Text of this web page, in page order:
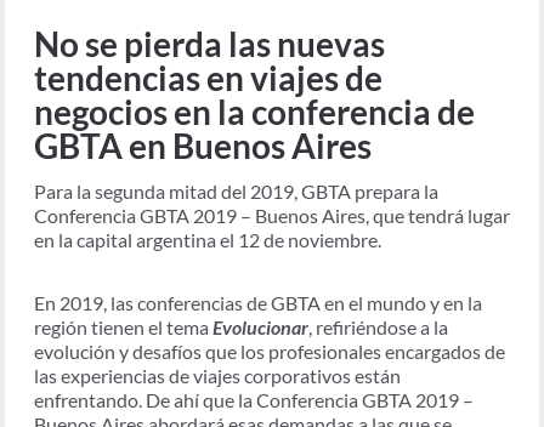
No se pierda las nuevas
tendencias en viajes de
negocios en la conferencia de
GBTA en Buenos Aires
Para la segunda mitad del 2019, GBTA prepara la
Conferencia GBTA 2019 – Buenos Aires, que tendrá lugar
en la capital argentina el 12 de noviembre.
En 2019, las conferencias de GBTA en el mundo y en la
región tienen el tema Evolucionar, refiriéndose a la
evolución y desafíos que los profesionales encargados de
las experiencias de viajes corporativos están
enfrentando. De ahí que la Conferencia GBTA 2019 –